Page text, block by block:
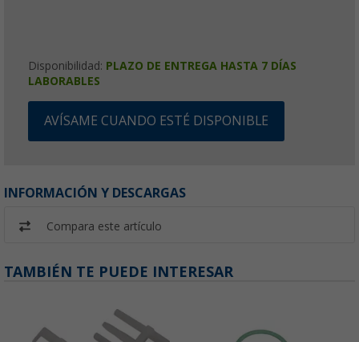
Disponibilidad: PLAZO DE ENTREGA HASTA 7 DÍAS
LABORABLES
AVÍSAME CUANDO ESTÉ DISPONIBLE
INFORMACIÓN Y DESCARGAS
Compara este artículo
TAMBIÉN TE PUEDE INTERESAR